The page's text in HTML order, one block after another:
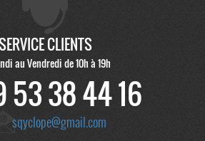
CLIENTS
au Vendredi de 10h à 19h
53 38 44 16
sqyclope@gmail.com